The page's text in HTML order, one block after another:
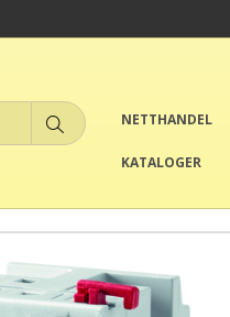
NETTHANDEL
KATALOGER